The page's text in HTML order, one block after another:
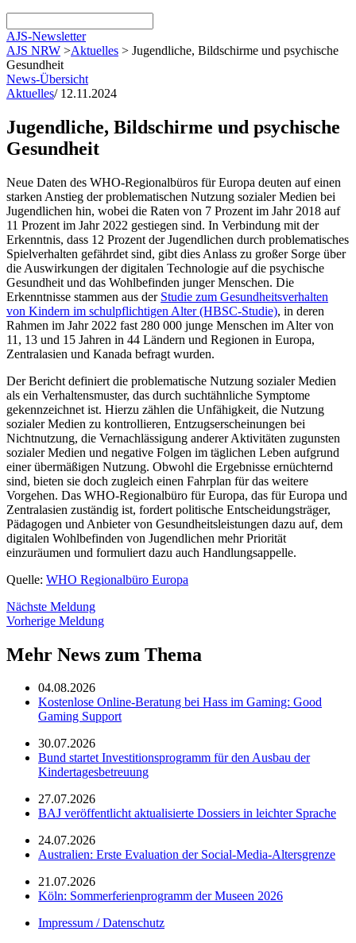
AJS-Newsletter
AJS NRW >Aktuelles > Jugendliche, Bildschirme und psychische
Gesundheit
News-Übersicht
Aktuelles/ 12.11.2024
Jugendliche, Bildschirme und psychische
Gesundheit
Neue Daten des WHO-Regionalbüros für Europa deuten auf einen
starken Anstieg der problematischen Nutzung sozialer Medien bei
Jugendlichen hin, wobei die Raten von 7 Prozent im Jahr 2018 auf
11 Prozent im Jahr 2022 gestiegen sind. In Verbindung mit der
Erkenntnis, dass 12 Prozent der Jugendlichen durch problematisches
Spielverhalten gefährdet sind, gibt dies Anlass zu großer Sorge über
die Auswirkungen der digitalen Technologie auf die psychische
Gesundheit und das Wohlbefinden junger Menschen. Die
Erkenntnisse stammen aus der Studie zum Gesundheitsverhalten
von Kindern im schulpflichtigen Alter (HBSC-Studie), in deren
Rahmen im Jahr 2022 fast 280 000 junge Menschen im Alter von
11, 13 und 15 Jahren in 44 Ländern und Regionen in Europa,
Zentralasien und Kanada befragt wurden.
Der Bericht definiert die problematische Nutzung sozialer Medien
als ein Verhaltensmuster, das durch suchtähnliche Symptome
gekennzeichnet ist. Hierzu zählen die Unfähigkeit, die Nutzung
sozialer Medien zu kontrollieren, Entzugserscheinungen bei
Nichtnutzung, die Vernachlässigung anderer Aktivitäten zugunsten
sozialer Medien und negative Folgen im täglichen Leben aufgrund
einer übermäßigen Nutzung. Obwohl die Ergebnisse ernüchternd
sind, bieten sie doch zugleich einen Fahrplan für das weitere
Vorgehen. Das WHO-Regionalbüro für Europa, das für Europa und
Zentralasien zuständig ist, fordert politische Entscheidungsträger,
Pädagogen und Anbieter von Gesundheitsleistungen dazu auf, dem
digitalen Wohlbefinden von Jugendlichen mehr Priorität
einzuräumen und formuliert dazu auch Handlungsappelle.
Quelle: WHO Regionalbüro Europa
Nächste Meldung
Vorherige Meldung
Mehr News zum Thema
04.08.2026
Kostenlose Online-Beratung bei Hass im Gaming: Good
Gaming Support
30.07.2026
Bund startet Investitionsprogramm für den Ausbau der
Kindertagesbetreuung
27.07.2026
BAJ veröffentlicht aktualisierte Dossiers in leichter Sprache
24.07.2026
Australien: Erste Evaluation der Social-Media-Altersgrenze
21.07.2026
Köln: Sommerferienprogramm der Museen 2026
Impressum / Datenschutz